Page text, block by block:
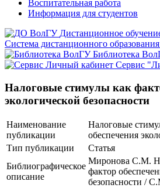
Воспитательная работа
Информация для студентов
Дистанционное
Система дистанционного
Библиотека
Сервис
Налоговые стимулы как
экологической безопасности
Наименование
публикации
Налоговые
обеспечения
Тип публикации
Статья
Библиографическое
описание
Миронова С.М.
фактор
безопасности /